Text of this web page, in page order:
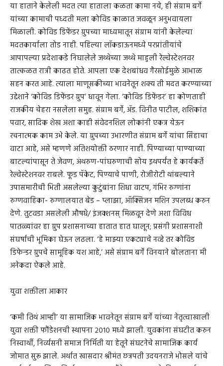
या हाताने केलेली मदत त्या हाताला कळता कामा नये, ही संग्राम बर्गे
यांच्या कामाची पध्दती मला कोविड काळात जवळून अनुभवायला
मिळाली. कोविड डिफेंडर ग्रुपच्या माध्यमातून संग्राम यांनी केलेल्या
मदतकार्याला तोड नाही. पहिल्या लॉकडाऊनमध्ये परप्रांतीयांचे
आपापल्या प्रदेशाकडे निघालेले जथ्थेच्या जथ्थे माहुली रेल्वेस्टेशनवर
तात्कळत रात्री काढत होते. आपला एक देशबांधव गैरसोईमुळे आभाळ
सहन करत आहे. त्याला माणूसकीच्या भावनेतून शक्य ती मदत करण्याच्या
उद्देशाने ‘कोविड डिफेंडर ग्रुप’ धावून गेला. ‘कोविड डिफेंडर’ हा कोणताही
राजकीय चेहरा नसलेला समुह. संग्राम बर्गे, ॲड. विनीत पाटील, शशिकांत
पवार, सादिक शेख अशा काही संवेदनशिल लोकांनी एकत्र येऊन
रचनात्मक काम उभे केले. या ग्रुपच्या उभारणीत संग्राम बर्गे यांचा सिंहाचा
वाटा आहे, असे म्हणणे अतिशयोक्ती ठरणार नाही. पिण्याच्या पाण्याच्या
बाटल्यांपासून ते जेवण, अंथरुण-पांघरुणाची सोय इथपर्यंत हे कार्यकर्ते
रेल्वेस्टेशनवर राबले. फूड पॅकेट, पिण्याचे पाणी, रोजीरोटी थांबल्याने
उपासमारीची भिती असलेल्या कुटुंबांना शिधा वाटप, गंभिर रुग्णांना
रुग्णवाहिका- रुग्णालयात बेड – प्लाझा, ऑक्सिजन मशिन उपलब्ध करुन
देणे. तुटवडा असलेली औषधे/ इंजक्शनस्‌ मिळवून देणे अशा विविध
पातळ्यांवर हा ग्रुप प्रशासनाच्या हातात हात घालून; प्रसंगी प्रशासनाशी
संघर्षाची भूमिका घेऊन लढला. ‘हे माझ्या एकट्याचे नव्हे तर कोविड
डिफेन्डर ग्रुपचे सामूहिक यश आहे,’ असे संग्राम बर्गे विनयाने बोलताना मी
अनेकदा ऐकले आहे.
युवा शक्तीला आकार
‘कमी तिथं आम्ही’ या सामाजिक भावनेतून संग्राम बर्गे यांच्या नेतृत्वाखाली
युवा शक्ती फौंडेशनची स्थापना २०१० मध्ये झाली. युवकांना संघटीत करुन
निस्वार्थी, निर्व्यसनी समाज निर्मिती या हेतूने संघटनेचे सामाजिक कार्य
जोमात सुरू झाले. अर्थात खासदार श्रीमंत छत्रपती उदयनराजे भोसले यांचे